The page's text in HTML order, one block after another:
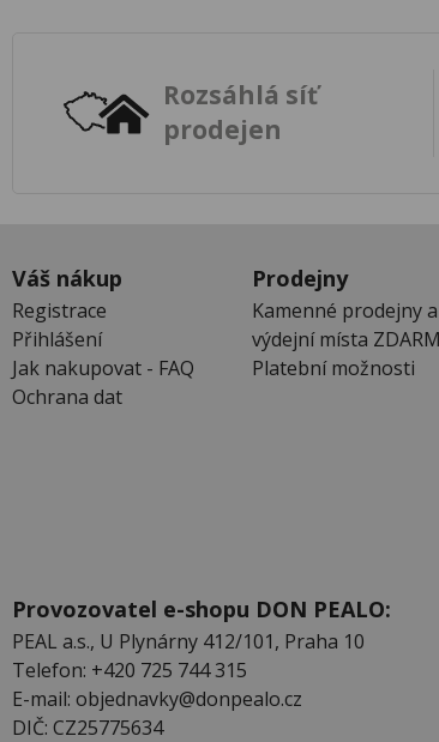
Rozsáhlá síť
prodejen
Váš nákup
Registrace
Přihlášení
Jak nakupovat - FAQ
Ochrana dat
Prodejny
Kamenné prodejny a
výdejní místa
Platební možnosti
Provozovatel e-shopu DON PEALO:
PEAL a.s., U Plynárny 412/101, Praha 10
Telefon: +420 725 744 315
E-mail: objednavky@donpealo.cz
DIČ: CZ25775634